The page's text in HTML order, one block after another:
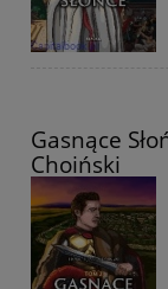
Gasnące
Choiński